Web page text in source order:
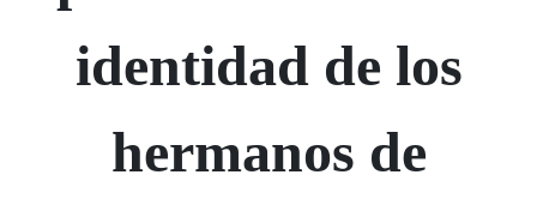
identidad de los
hermanos de